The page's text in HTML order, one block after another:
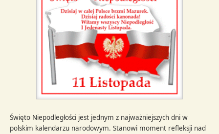
Święto Niepodległości jest jednym z najważniejszych dni w
polskim kalendarzu narodowym. Stanowi moment refleksji nad